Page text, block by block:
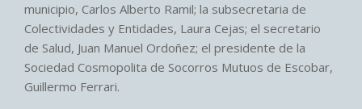
municipio, Carlos Alberto Ramil; la subsecretaria de
Colectividades y Entidades, Laura Cejas; el secretario
de Salud, Juan Manuel Ordoñez; el presidente de la
Sociedad Cosmopolita de Socorros Mutuos de Escobar,
Guillermo Ferrari.